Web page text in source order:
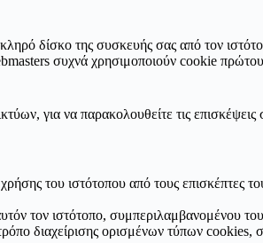
δίσκο της συσκευής σας από τον
συχνά χρησιμοποιούν cookie
για να παρακολουθείτε τις
του ιστότοπου από τους επισκέπτες
τον ιστότοπο, συμπεριλαμβανομένου
διαχείρισης ορισμένων τύπων